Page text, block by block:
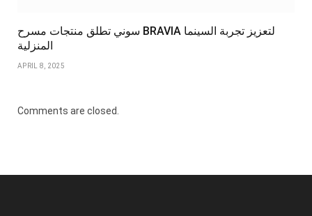
سوني تطلق منتجات مسرح BRAVIA لتعزيز تجربة السينما
المنزلية
APRIL 8, 2025
Comments are closed.